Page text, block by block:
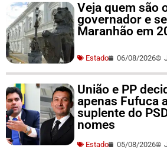
Veja quem são
governador e
Maranhão em
Estado 06/08/2026
União e PP
apenas Fufuca
suplente do
nomes
Estado 05/08/2026